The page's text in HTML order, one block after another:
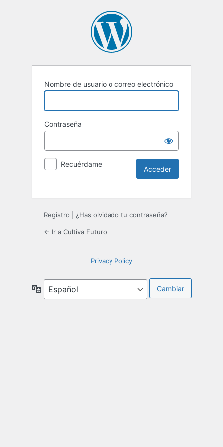
Nombre de usuario o correo electrónico
Contraseña
Recuérdame
Registro ¿Has olvidado tu contraseña?
← Ir a Cultiva Futuro
Privacy Policy
Idioma